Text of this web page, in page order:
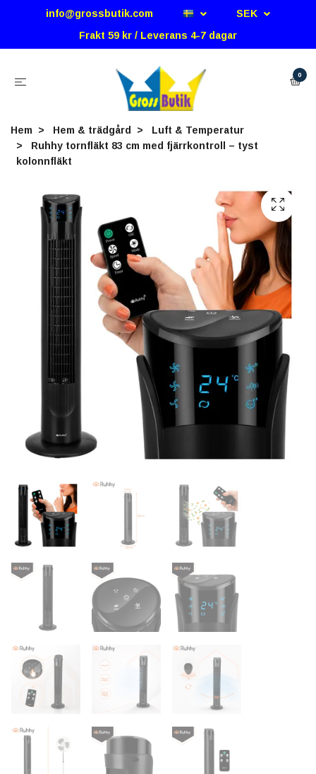
info@grossbutik.com
SEK
Frakt 59 kr / Leverans 4-7 dagar
0
Hem Hem & trädgård
Luft & Temperatur
Ruhhy tornfläkt 83 cm med fjärrkontroll – tyst
kolonnfläkt